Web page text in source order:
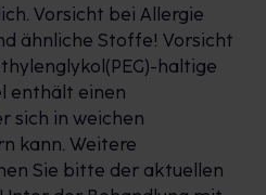
direkt Augentropfen im
in 10-15 Minuten und
wie
Sorgen
bei 2
Vorsicht bei Allergie
ähnliche Stoffe! Vorsicht
haltige
enthält einen
sich in weichen
kann. Weitere
Sie bitte der aktuellen